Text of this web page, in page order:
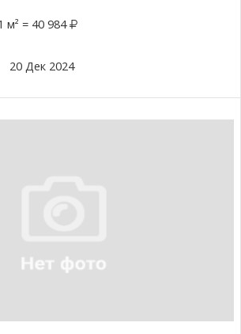
м² = 40 984
20 Дек 2024